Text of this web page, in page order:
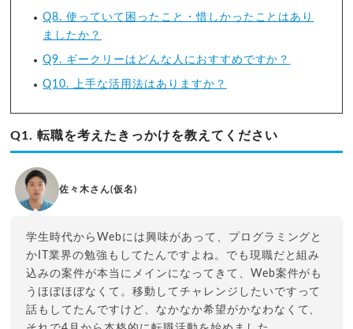
Q8. 使っていて困ったこと・惜しかったことはあり
ましたか？
Q9. ギークリーはどんな人におすすめですか？
Q10. 上手な活用法はありますか？
Q1. 転職を考えたきっかけを教えてください
佐々木さん(仮名)
学生時代からWebには興味があって、プログラミングと
かIT業界の勉強もしてたんですよね。でも現職だと組み
込みの案件が本当にメインになってきて、Web案件がも
うほぼほぼなくて。移動してチャレンジしたいですって
話もしてたんですけど、なかなか希望がかなわなくて、